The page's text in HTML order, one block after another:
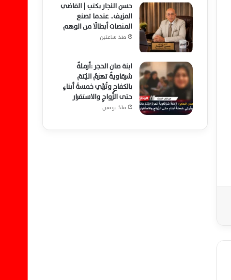
حسن النجار يكتب | القاضي
المزيف.. عندما تصنع
المنصات أبطالًا من الوهم
منذ ساعتين
ابنة صان الحجر :أرملةٌ
شرقاويةٌ تهزمُ اليُتمَ
بالكفاحِ وتُربِّي خمسةَ أبناءٍ
حتى الزَّواجِ والاستقرار
منذ يومين